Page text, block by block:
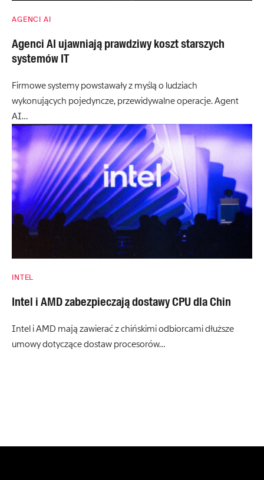
AGENCI AI
Agenci AI ujawniają prawdziwy koszt starszych
systemów IT
Firmowe systemy powstawały z myślą o ludziach
wykonujących pojedyncze, przewidywalne operacje. Agent
AI…
INTEL
Intel i AMD zabezpieczają dostawy CPU dla Chin
Intel i AMD mają zawierać z chińskimi odbiorcami dłuższe
umowy dotyczące dostaw procesorów…